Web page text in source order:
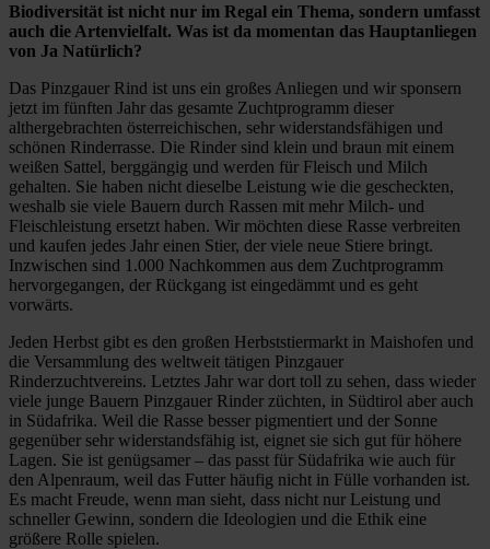
Biodiversität ist nicht nur im Regal ein Thema, sondern umfasst
auch die Artenvielfalt. Was ist da momentan das Hauptanliegen
von Ja Natürlich?
Das Pinzgauer Rind ist uns ein großes Anliegen und wir sponsern
jetzt im fünften Jahr das gesamte Zuchtprogramm dieser
althergebrachten österreichischen, sehr widerstandsfähigen und
schönen Rinderrasse. Die Rinder sind klein und braun mit einem
weißen Sattel, berggängig und werden für Fleisch und Milch
gehalten. Sie haben nicht dieselbe Leistung wie die gescheckten,
weshalb sie viele Bauern durch Rassen mit mehr Milch- und
Fleischleistung ersetzt haben. Wir möchten diese Rasse verbreiten
und kaufen jedes Jahr einen Stier, der viele neue Stiere bringt.
Inzwischen sind 1.000 Nachkommen aus dem Zuchtprogramm
hervorgegangen, der Rückgang ist eingedämmt und es geht
vorwärts.
Jeden Herbst gibt es den großen Herbststiermarkt in Maishofen und
die Versammlung des weltweit tätigen Pinzgauer
Rinderzuchtvereins. Letztes Jahr war dort toll zu sehen, dass wieder
viele junge Bauern Pinzgauer Rinder züchten, in Südtirol aber auch
in Südafrika. Weil die Rasse besser pigmentiert und der Sonne
gegenüber sehr widerstandsfähig ist, eignet sie sich gut für höhere
Lagen. Sie ist genügsamer – das passt für Südafrika wie auch für
den Alpenraum, weil das Futter häufig nicht in Fülle vorhanden ist.
Es macht Freude, wenn man sieht, dass nicht nur Leistung und
schneller Gewinn, sondern die Ideologien und die Ethik eine
größere Rolle spielen.